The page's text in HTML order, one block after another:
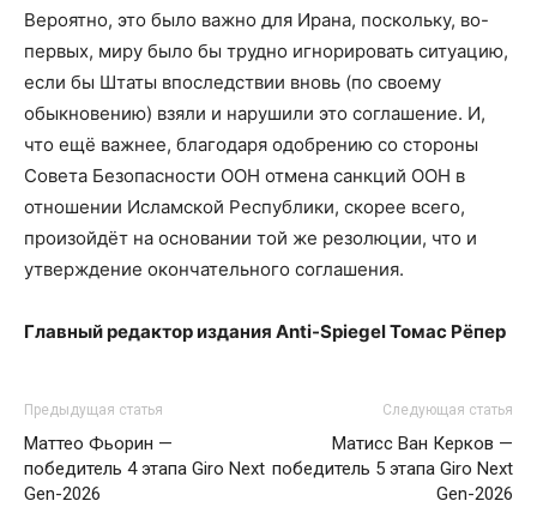
Вероятно, это было важно для Ирана, поскольку, во-
первых, миру было бы трудно игнорировать ситуацию,
если бы Штаты впоследствии вновь (по своему
обыкновению) взяли и нарушили это соглашение. И,
что ещё важнее, благодаря одобрению со стороны
Совета Безопасности ООН отмена санкций ООН в
отношении Исламской Республики, скорее всего,
произойдёт на основании той же резолюции, что и
утверждение окончательного соглашения.
Главный редактор издания Anti-Spiegel Томас Рёпер
Предыдущая статья
Маттео Фьорин —
победитель 4 этапа Giro Next
Gen-2026
Следующая статья
Матисс Ван Керков —
победитель 5 этапа Giro Next
Gen-2026